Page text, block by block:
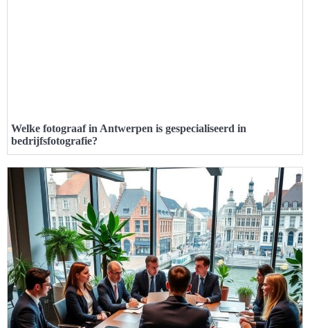
Welke fotograaf in Antwerpen is gespecialiseerd in
bedrijfsfotografie?